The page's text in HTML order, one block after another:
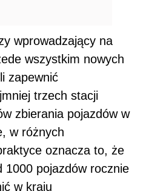
wprowadzający na
wszystkim nowych
zapewnić
trzech stacji
zbierania pojazdów w
w różnych
oznacza to, że
1000 pojazdów rocznie
w kraju